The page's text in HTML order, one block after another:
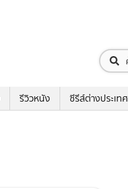
รีวิวหนัง ซีรีส์ต่างประเทศ